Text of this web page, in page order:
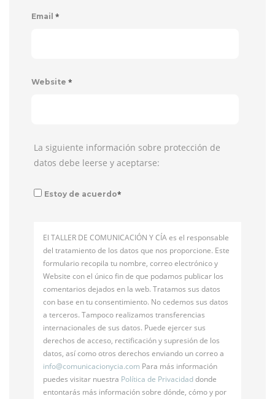
Email *
Website *
La siguiente información sobre protección de
datos debe leerse y aceptarse:
Estoy de acuerdo*
El TALLER DE COMUNICACIÓN Y CÍA es el responsable
del tratamiento de los datos que nos proporcione. Este
formulario recopila tu nombre, correo electrónico y
Website con el único fin de que podamos publicar los
comentarios dejados en la web. Tratamos sus datos
con base en tu consentimiento. No cedemos sus datos
a terceros. Tampoco realizamos transferencias
internacionales de sus datos. Puede ejercer sus
derechos de acceso, rectificación y supresión de los
datos, así como otros derechos enviando un correo a
info@comunicacionycia.com Para más información
puedes visitar nuestra Política de Privacidaddonde
entontarás más información sobre dónde, cómo y por